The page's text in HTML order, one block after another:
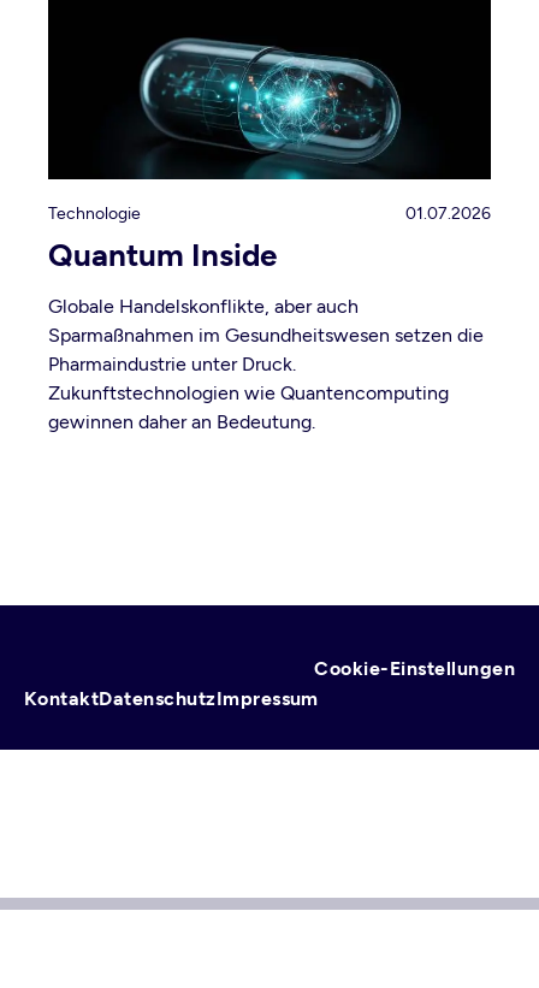
Technologie 01.07.2026
Quantum Inside
Globale Handelskonflikte, aber auch
Sparmaßnahmen im Gesundheitswesen setzen die
Pharmaindustrie unter Druck.
Zukunftstechnologien wie Quantencomputing
gewinnen daher an Bedeutung.
Cookie-Einstellungen
Fußzeile
KontaktDatenschutzImpressum